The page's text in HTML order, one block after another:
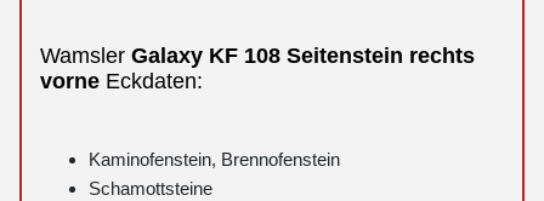
Wamsler Galaxy KF 108 Seitenstein rechts
vorne Eckdaten:
Kaminofenstein, Brennofenstein
Schamottsteine